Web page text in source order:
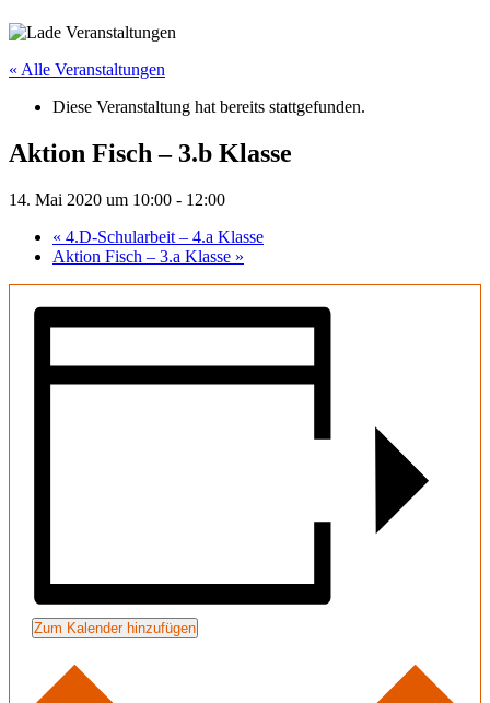
« Alle Veranstaltungen
Diese Veranstaltung hat bereits stattgefunden.
Aktion Fisch – 3.b Klasse
14. Mai 2020 um 10:00 - 12:00
« 4.D-Schularbeit – 4.a Klasse
Aktion Fisch – 3.a Klasse »
Zum Kalender hinzufügen